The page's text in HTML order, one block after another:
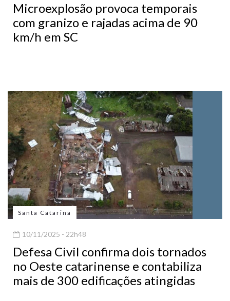
Microexplosão provoca temporais
com granizo e rajadas acima de 90
km/h em SC
Santa Catarina
10/11/2025 - 22h48
Defesa Civil confirma dois tornados
no Oeste catarinense e contabiliza
mais de 300 edificações atingidas